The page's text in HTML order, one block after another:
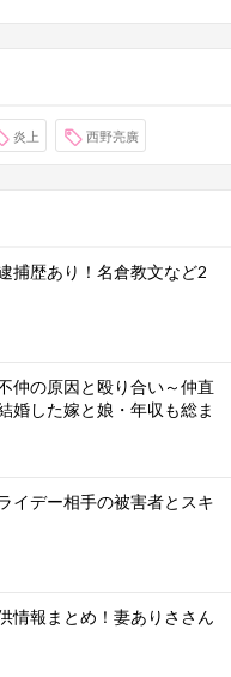
炎上 西野亮廣
捕歴あり！名倉教文など2
仲の原因と殴り合い～仲直
婚した嫁と娘・年収も総ま
イデー相手の被害者とスキ
情報まとめ！妻ありささん